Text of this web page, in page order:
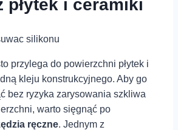
płytek i ‌ceramiki
przylega do powierzchni płytek i
kleju konstrukcyjnego. Aby go
bez ryzyka zarysowania szkliwa
warto‌ sięgnąć ⁣po
ręczne. ⁢Jednym z